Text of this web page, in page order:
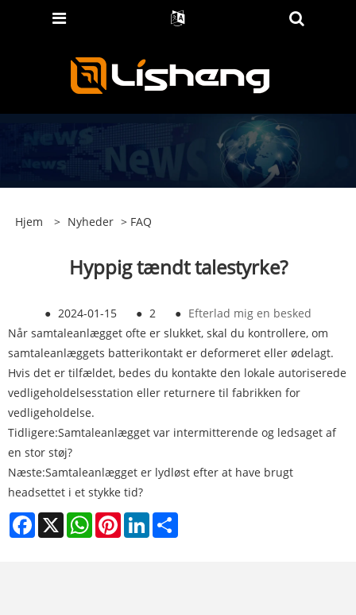
Hjem > Nyheder > FAQ
Hyppig tændt talestyrke?
● 2024-01-15 ● 2 ● Efterlad mig en besked
Når samtaleanlægget ofte er slukket, skal du kontrollere, om
samtaleanlæggets batterikontakt er deformeret eller ødelagt.
Hvis det er tilfældet, bedes du kontakte den lokale autoriserede
vedligeholdelsesstation eller returnere til fabrikken for
vedligeholdelse.
Tidligere:Samtaleanlægget var intermitterende og ledsaget af
en stor støj?
Næste:Samtaleanlægget er lydløst efter at have brugt
headsettet i et stykke tid?
Facebook
X WhatsAppPinterestLinkedIn